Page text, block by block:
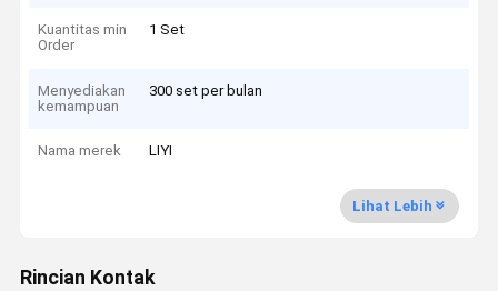
Kuantitas min
Order
1 Set
Menyediakan
kemampuan
300 set per bulan
Nama merek LIYI
Lihat Lebih
Rincian Kontak